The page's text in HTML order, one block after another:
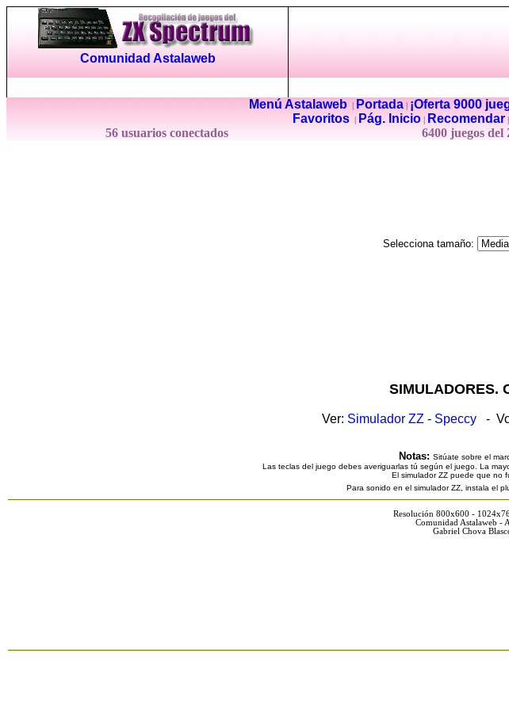
Comunidad Astalaweb
Menú Astalaweb| Portada| ¡Oferta 9000
Favoritos
Pág. Inicio Recomendar
56 usuarios conectados
6400 juegos
Selecciona tamaño:
SIMULADORES.
Ver: Simulador ZZ - Speccy -
Notas: Sitúate sobre el
Las teclas del juego debes averiguarlas tú según el juego. La
El simulador ZZ puede que no
Para sonido en el simulador ZZ, instala el
Resolución 800x600 -
Comunidad Astalaweb -
Gabriel Chova